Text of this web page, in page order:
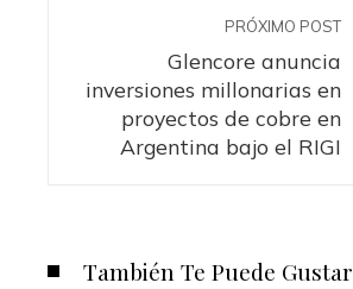
PRÓXIMO POST
Glencore anuncia
inversiones millonarias en
proyectos de cobre en
Argentina bajo el RIGI
También Te Puede Gustar